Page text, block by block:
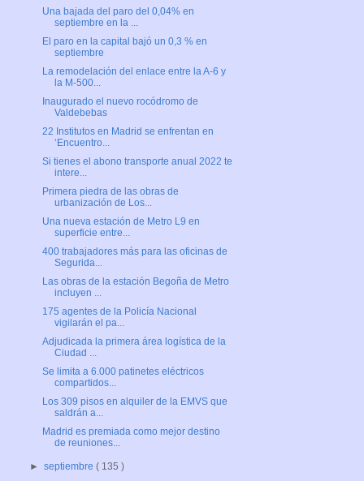
Una bajada del paro del 0,04% en
septiembre en la ...
El paro en la capital bajó un 0,3 % en
septiembre
La remodelación del enlace entre la A-6 y
la M-500...
Inaugurado el nuevo rocódromo de
Valdebebas
22 Institutos en Madrid se enfrentan en
‘Encuentro...
Si tienes el abono transporte anual 2022 te
intere...
Primera piedra de las obras de
urbanización de Los...
Una nueva estación de Metro L9 en
superficie entre...
400 trabajadores más para las oficinas de
Segurida...
Las obras de la estación Begoña de Metro
incluyen ...
175 agentes de la Policía Nacional
vigilarán el pa...
Adjudicada la primera área logística de la
Ciudad ...
Se limita a 6.000 patinetes eléctricos
compartidos...
Los 309 pisos en alquiler de la EMVS que
saldrán a...
Madrid es premiada como mejor destino
de reuniones...
►septiembre( 135 )